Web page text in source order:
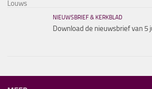
NIEUWSBRIEF & KERKBLAD
Download de nieuwsbrief van 5